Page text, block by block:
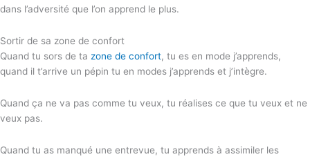
dans l’adversité que l’on apprend le plus.
Sortir de sa zone de confort
Quand tu sors de ta zone de confort, tu es en mode j’apprends,
quand il t’arrive un pépin tu en modes j’apprends et j’intègre.
Quand ça ne va pas comme tu veux, tu réalises ce que tu veux et ne
veux pas.
Quand tu as manqué une entrevue, tu apprends à assimiler les